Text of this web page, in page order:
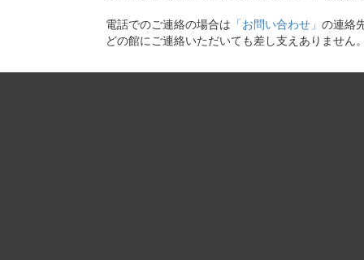
電話でのご連絡の場合は 「お問い合わせ」 の連絡
どの館にご連絡いただいても差し支えありません